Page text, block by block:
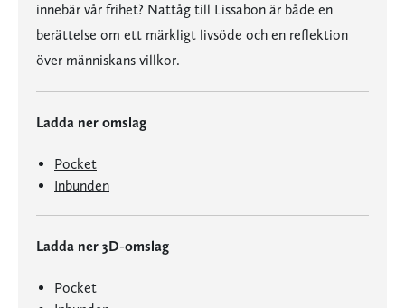
innebär vår frihet? Nattåg till Lissabon är både en
berättelse om ett märkligt livsöde och en reflektion
över människans villkor.
Ladda ner omslag
Pocket
Inbunden
Ladda ner 3D-omslag
Pocket